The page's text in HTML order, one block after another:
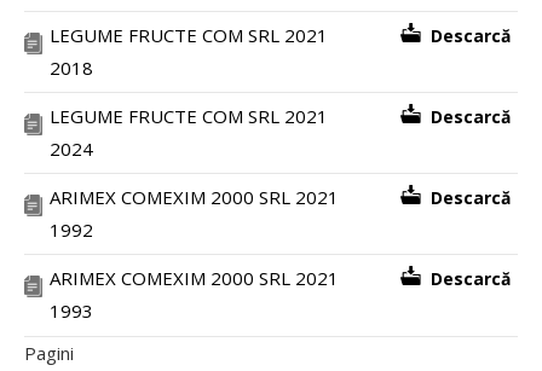
LEGUME FRUCTE COM SRL 2021
2018
Descarcă
LEGUME FRUCTE COM SRL 2021
2024
Descarcă
ARIMEX COMEXIM 2000 SRL 2021
1992
Descarcă
ARIMEX COMEXIM 2000 SRL 2021
1993
Descarcă
Pagini